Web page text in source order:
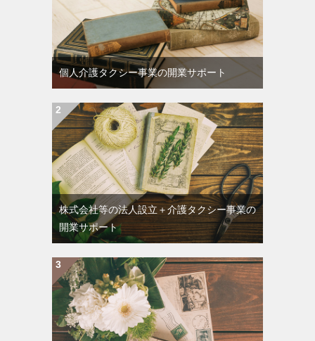
個人介護タクシー事業の開業サポート
株式会社等の法人設立＋介護タクシー事業の
開業サポート